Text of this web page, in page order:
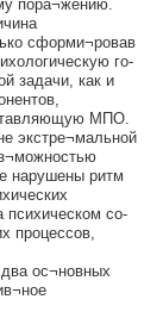
пора¬жению.
сформи¬ровав
го-
задачи, как и
МПО.
экстре¬мальной
нарушены ритм
психическом со-
процессов,
ос¬новных